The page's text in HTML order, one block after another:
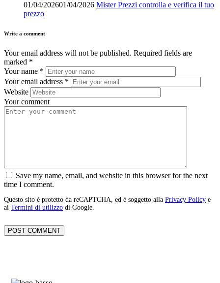
01/04/202601/04/2026 Mister Prezzi controlla e verifica il tuo
prezzo
Write a comment
Your email address will not be published. Required fields are
marked *
Your name *
Your email address *
Website
Your comment
Save my name, email, and website in this browser for the next
time I comment.
Questo sito è protetto da reCAPTCHA, ed è soggetto alla Privacy Policy e
ai Termini di utilizzo di Google.